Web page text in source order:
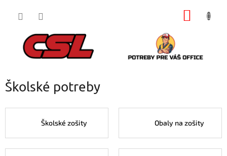
Školské potreby
Školské zošity Obaly na zošity